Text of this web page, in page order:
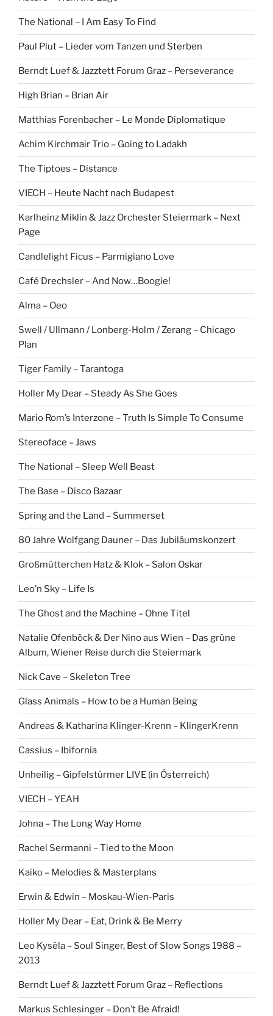
The National – I Am Easy To Find
Paul Plut – Lieder vom Tanzen und Sterben
Berndt Luef & Jazztett Forum Graz – Perseverance
High Brian – Brian Air
Matthias Forenbacher – Le Monde Diplomatique
Achim Kirchmair Trio – Going to Ladakh
The Tiptoes – Distance
VIECH – Heute Nacht nach Budapest
Karlheinz Miklin & Jazz Orchester Steiermark – Next
Page
Candlelight Ficus – Parmigiano Love
Café Drechsler – And Now…Boogie!
Alma – Oeo
Swell / Ullmann / Lonberg-Holm / Zerang – Chicago
Plan
Tiger Family – Tarantoga
Holler My Dear – Steady As She Goes
Mario Rom’s Interzone – Truth Is Simple To Consume
Stereoface – Jaws
The National – Sleep Well Beast
The Base – Disco Bazaar
Spring and the Land – Summerset
80 Jahre Wolfgang Dauner – Das Jubiläumskonzert
Großmütterchen Hatz & Klok – Salon Oskar
Leo’n Sky – Life Is
The Ghost and the Machine – Ohne Titel
Natalie Ofenböck & Der Nino aus Wien – Das grüne
Album, Wiener Reise durch die Steiermark
Nick Cave – Skeleton Tree
Glass Animals – How to be a Human Being
Andreas & Katharina Klinger-Krenn – KlingerKrenn
Cassius – Ibifornia
Unheilig – Gipfelstürmer LIVE (in Österreich)
VIECH – YEAH
Johna – The Long Way Home
Rachel Sermanni – Tied to the Moon
Kaiko – Melodies & Masterplans
Erwin & Edwin – Moskau-Wien-Paris
Holler My Dear – Eat, Drink & Be Merry
Leo Kysèla – Soul Singer, Best of Slow Songs 1988 –
2013
Berndt Luef & Jazztett Forum Graz – Reflections
Markus Schlesinger – Don’t Be Afraid!